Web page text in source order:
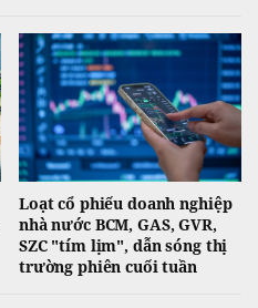
Loạt cổ phiếu doanh nghiệp
nhà nước BCM, GAS, GVR,
SZC "tím lịm", dẫn sóng thị
trường phiên cuối tuần